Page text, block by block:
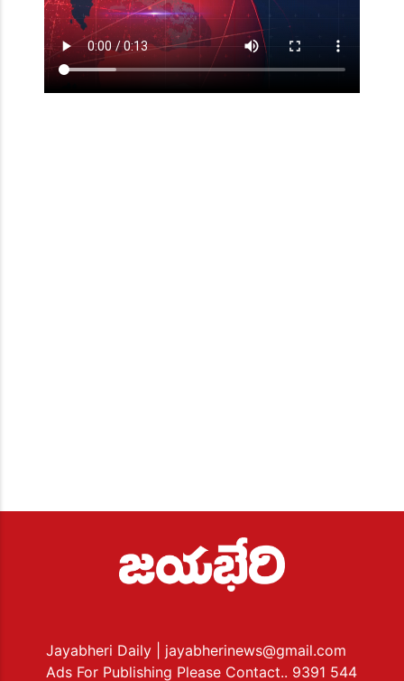
Jayabheri Daily
| jayabherinews@gmail.com
Ads For Publishing Please Contact.. 9391 544